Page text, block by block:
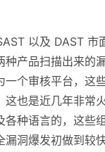
以及 DAST
产品扫描出来的
个审核平台，这
也是近几年非常
种语言的，这些
洞爆发初做到较